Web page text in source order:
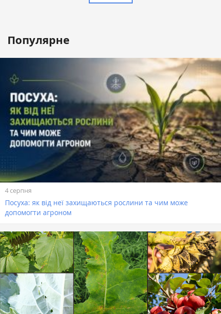
Популярне
4 серпня
Посуха: як від неї захищаються рослини та чим може
допомогти агроном